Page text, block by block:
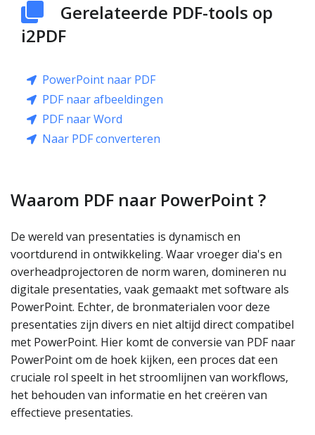
Gerelateerde PDF-tools op
i2PDF
PowerPoint naar PDF
PDF naar afbeeldingen
PDF naar Word
Naar PDF converteren
Waarom PDF naar PowerPoint ?
De wereld van presentaties is dynamisch en
voortdurend in ontwikkeling. Waar vroeger dia's en
overheadprojectoren de norm waren, domineren nu
digitale presentaties, vaak gemaakt met software als
PowerPoint. Echter, de bronmaterialen voor deze
presentaties zijn divers en niet altijd direct compatibel
met PowerPoint. Hier komt de conversie van PDF naar
PowerPoint om de hoek kijken, een proces dat een
cruciale rol speelt in het stroomlijnen van workflows,
het behouden van informatie en het creëren van
effectieve presentaties.